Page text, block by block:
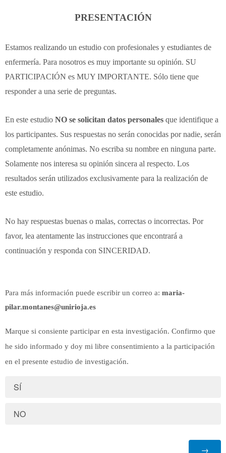
PRESENTACIÓN
Estamos realizando un estudio con profesionales y estudiantes de
enfermería. Para nosotros es muy importante su opinión. SU
PARTICIPACIÓN es MUY IMPORTANTE. Sólo tiene que
responder a una serie de preguntas.
En este estudio NO se solicitan datos personales que identifique a
los participantes. Sus respuestas no serán conocidas por nadie, serán
completamente anónimas. No escriba su nombre en ninguna parte.
Solamente nos interesa su opinión sincera al respecto. Los
resultados serán utilizados exclusivamente para la realización de
este estudio.
No hay respuestas buenas o malas, correctas o incorrectas. Por
favor, lea atentamente las instrucciones que encontrará a
continuación y responda con SINCERIDAD.
Para más información puede escribir un correo a: maria-
pilar.montanes@unirioja.es
Marque si consiente participar en esta investigación. Confirmo que
he sido informado y doy mi libre consentimiento a la participación
en el presente estudio de investigación.
SÍ
NO